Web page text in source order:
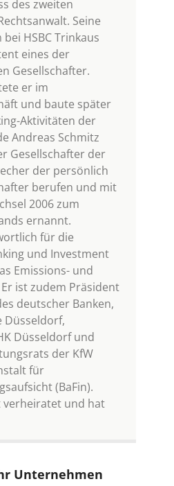
des zweiten
Seine
HSBC Trinkaus
eines der
Gesellschafter.
er im
und baute später
Aktivitäten der
Andreas Schmitz
Gesellschafter der
der persönlich
berufen und mit
2006 zum
ernannt.
für die
und Investment
Emissions- und
ist zudem Präsident
deutscher Banken,
Düsseldorf,
Düsseldorf und
der KfW
für
(BaFin).
verheiratet und hat
Unternehmen